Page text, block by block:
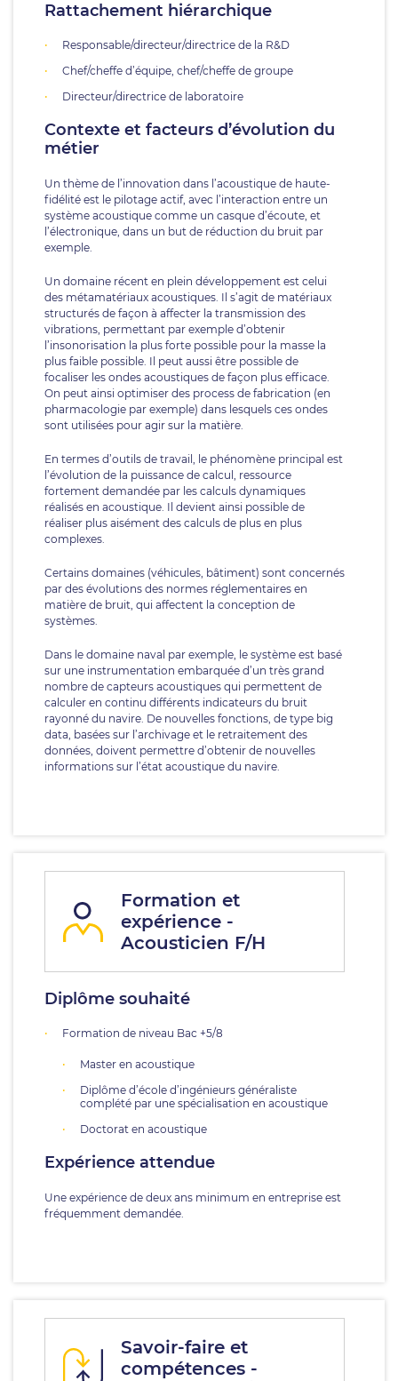
Rattachement hiérarchique
Responsable/directeur/directrice de la R&D
Chef/cheffe d’équipe, chef/cheffe de groupe
Directeur/directrice de laboratoire
Contexte et facteurs d’évolution du
métier
Un thème de l’innovation dans l’acoustique de haute-
fidélité est le pilotage actif, avec l’interaction entre un
système acoustique comme un casque d’écoute, et
l’électronique, dans un but de réduction du bruit par
exemple.
Un domaine récent en plein développement est celui
des métamatériaux acoustiques. Il s’agit de matériaux
structurés de façon à affecter la transmission des
vibrations, permettant par exemple d’obtenir
l’insonorisation la plus forte possible pour la masse la
plus faible possible. Il peut aussi être possible de
focaliser les ondes acoustiques de façon plus efficace.
On peut ainsi optimiser des process de fabrication (en
pharmacologie par exemple) dans lesquels ces ondes
sont utilisées pour agir sur la matière.
En termes d’outils de travail, le phénomène principal est
l’évolution de la puissance de calcul, ressource
fortement demandée par les calculs dynamiques
réalisés en acoustique. Il devient ainsi possible de
réaliser plus aisément des calculs de plus en plus
complexes.
Certains domaines (véhicules, bâtiment) sont concernés
par des évolutions des normes réglementaires en
matière de bruit, qui affectent la conception de
systèmes.
Dans le domaine naval par exemple, le système est basé
sur une instrumentation embarquée d’un très grand
nombre de capteurs acoustiques qui permettent de
calculer en continu différents indicateurs du bruit
rayonné du navire. De nouvelles fonctions, de type big
data, basées sur l’archivage et le retraitement des
données, doivent permettre d’obtenir de nouvelles
informations sur l’état acoustique du navire.
Formation et
expérience -
Acousticien F/H
Diplôme souhaité
Formation de niveau Bac +5/8
Master en acoustique
Diplôme d’école d’ingénieurs généraliste
complété par une spécialisation en acoustique
Doctorat en acoustique
Expérience attendue
Une expérience de deux ans minimum en entreprise est
fréquemment demandée.
Savoir-faire et
compétences -